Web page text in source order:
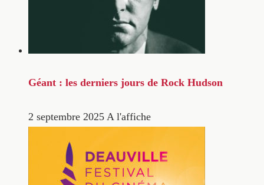
Géant : les derniers jours de Rock Hudson
2 septembre 2025 A l'affiche